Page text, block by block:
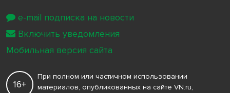
16+
При полном или частичном использовании
материалов, опубликованных на сайте VN.ru,
e-mail подписка на новости
Включить уведомления
Мобильная версия сайта